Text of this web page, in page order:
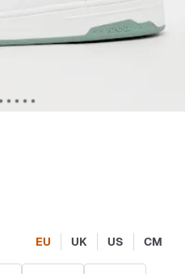
EU UK US CM